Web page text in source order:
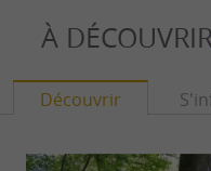
À
Découvrir